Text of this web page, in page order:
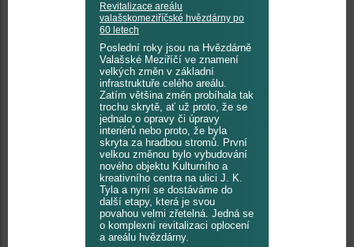
Revitalizace areálu
valašskomeziříčské hvězdárny po
60 letech
Poslední roky jsou na Hvězdárně
Valašské Meziříčí ve znamení
velkých změn v základní
infrastruktuře celého areálu.
Zatím většina změn probíhala tak
trochu skrytě, ať už proto, že se
jednalo o opravy či úpravy
interiérů nebo proto, že byla
skryta za hradbou stromů. První
velkou změnou bylo vybudování
nového objektu Kulturního a
kreativního centra na ulici J. K.
Tyla a nyní se dostáváme do
další etapy, která je svou
povahou velmi zřetelná. Jedná se
o komplexní revitalizaci oplocení
a areálu hvězdárny.